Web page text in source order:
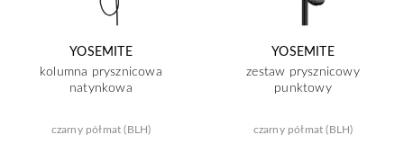
YOSEMITE
kolumna prysznicowa
natynkowa
czarny półmat (BLH)
YOSEMITE
zestaw prysznicowy
punktowy
czarny półmat (BLH)